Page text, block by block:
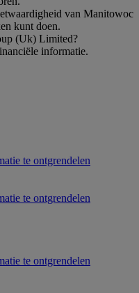
van Manitowoc
kunt doen.
(Uk) Limited?
informatie.